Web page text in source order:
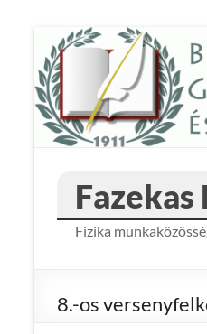
to
content
Fazekas
Fizika
8.-os